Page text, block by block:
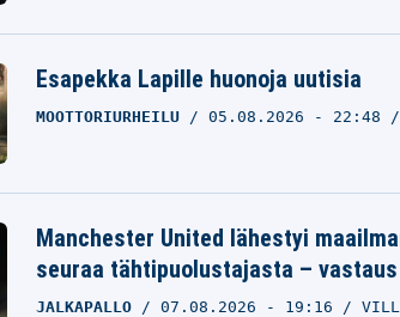
Esapekka Lapille huonoja uutisia
MOOTTORIURHEILU 05.08.2026 - 22:48
Manchester United lähestyi
seuraa tähtipuolustajasta –
JALKAPALLO 07.08.2026 - 19:16